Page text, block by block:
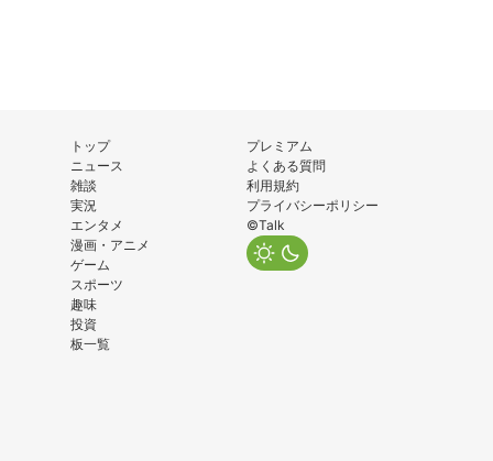
トップ
ニュース
雑談
実況
エンタメ
漫画・アニメ
ゲーム
スポーツ
趣味
投資
板一覧
プレミアム
よくある質問
利用規約
プライバシーポリシー
©Talk